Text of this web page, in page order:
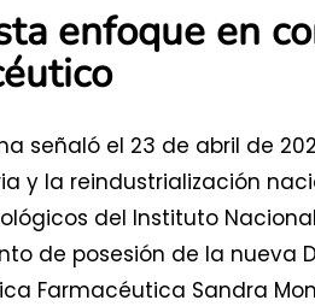
enfoque en
señaló el 23 de abril de
y la reindustrialización
del Instituto
de posesión de la
Farmacéutica Sandra